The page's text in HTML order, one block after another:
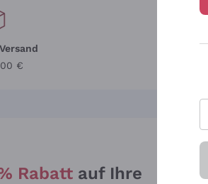
€
Rabatt auf Ihre